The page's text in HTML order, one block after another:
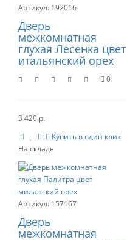
192016
Дверь
межкомнатная
глухая Лесенка цвет
итальянский орех
0
3 420 р.
Купить в один клик
157167
Дверь
межкомнатная